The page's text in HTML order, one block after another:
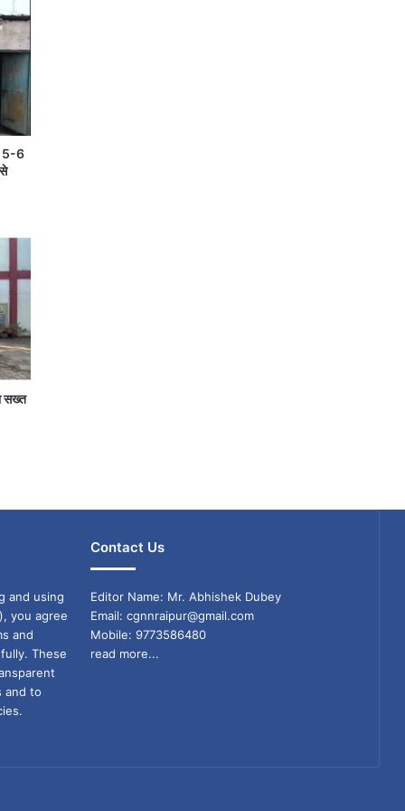
5-6
सख्त
and using
you agree
and
These
and to
Contact Us
Editor Name: Mr. Abhishek Dubey
Email: cgnnraipur@gmail.com
Mobile: 9773586480
read more...